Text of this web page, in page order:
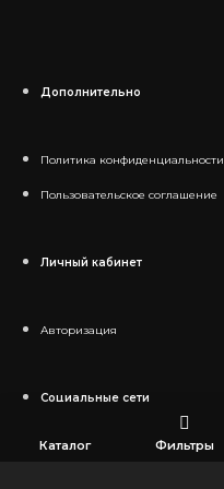
Дополнительно
Политика конфиденциальности
Пользовательское соглашение
Личный кабинет
Авторизация
Социальные сети
Каталог Фильтры